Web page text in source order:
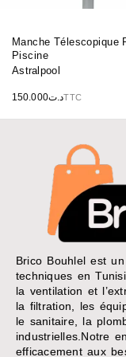
Manche Télescopique
Piscine
Astralpool
د.ت150.000 TTC
Brico Bouhlel est
techniques en
la ventilation et
la filtration, les
le sanitaire, la
industrielles.Notre
efficacement aux